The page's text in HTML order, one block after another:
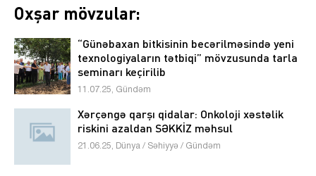
Oxşar mövzular:
“Günəbaxan bitkisinin becərilməsində yeni
texnologiyaların tətbiqi” mövzusunda tarla
seminarı keçirilib
11.07.25, Gündəm
Xərçəngə qarşı qidalar: Onkoloji xəstəlik
riskini azaldan SƏKKİZ məhsul
21.06.25, Dünya / Səhiyyə / Gündəm